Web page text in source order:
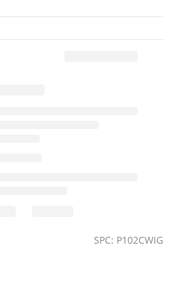
SPC: P102CWIG